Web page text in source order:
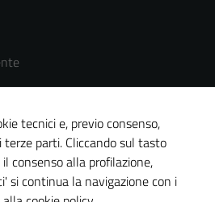
sito
tecnici e, previo consenso,
terze parti. Cliccando sul tasto
consenso alla profilazione,
si continua la navigazione con i